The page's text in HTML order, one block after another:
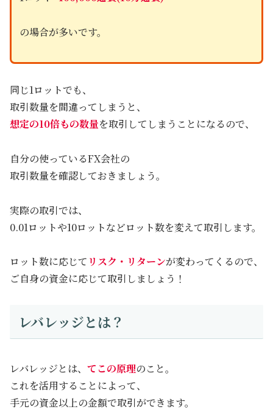
の場合が多いです。
同じ1ロットでも、
取引数量を間違ってしまうと、
想定の10倍もの数量を取引してしまうことになるので、
自分の使っているFX会社の
取引数量を確認しておきましょう。
実際の取引では、
0.01ロットや10ロットなどロット数を変えて取引します。
ロット数に応じて リスク・リターンが変わってくるので、
ご自身の資金に応じて取引しましょう！
レバレッジとは？
レバレッジとは、 てこの原理のこと。
これを活用することによって、
手元の資金以上の金額で取引ができます。